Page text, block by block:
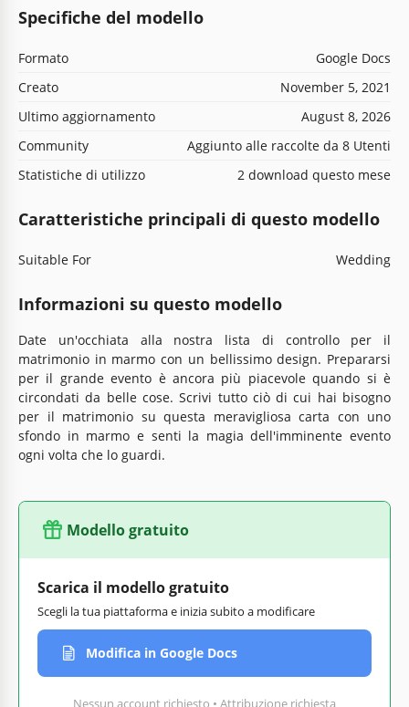
Specifiche del modello
Formato
Google Docs
Creato
November 5, 2021
Ultimo aggiornamento
August 8, 2026
Community
Aggiunto alle raccolte da 8 Utenti
Statistiche di utilizzo
2 download questo mese
Caratteristiche principali di questo modello
Suitable For Wedding
Informazioni su questo modello
Date un'occhiata alla nostra lista di controllo per il
matrimonio in marmo con un bellissimo design. Prepararsi
per il grande evento è ancora più piacevole quando si è
circondati da belle cose. Scrivi tutto ciò di cui hai bisogno
per il matrimonio su questa meravigliosa carta con uno
sfondo in marmo e senti la magia dell'imminente evento
ogni volta che lo guardi.
Modello gratuito
Scarica il modello gratuito
Scegli la tua piattaforma e inizia subito a modificare
Modifica in Google Docs
Nessun account richiesto • Attribuzione richiesta